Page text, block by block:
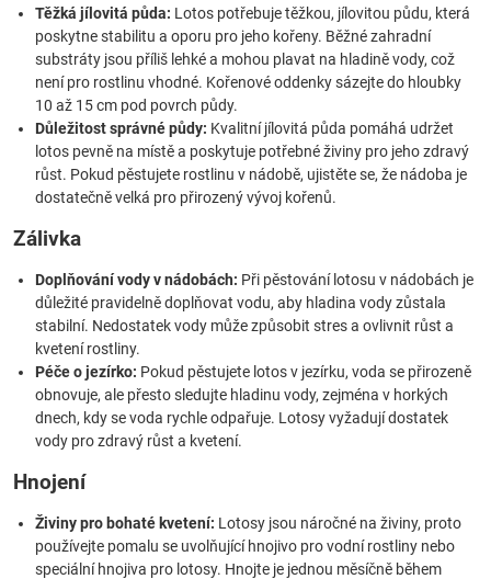
Těžká jílovitá půda: Lotos potřebuje těžkou, jílovitou půdu, která
poskytne stabilitu a oporu pro jeho kořeny. Běžné zahradní
substráty jsou příliš lehké a mohou plavat na hladině vody, což
není pro rostlinu vhodné. Kořenové oddenky sázejte do hloubky
10 až 15 cm pod povrch půdy.
Důležitost správné půdy: Kvalitní jílovitá půda pomáhá udržet
lotos pevně na místě a poskytuje potřebné živiny pro jeho zdravý
růst. Pokud pěstujete rostlinu v nádobě, ujistěte se, že nádoba je
dostatečně velká pro přirozený vývoj kořenů.
Zálivka
Doplňování vody v nádobách: Při pěstování lotosu v nádobách je
důležité pravidelně doplňovat vodu, aby hladina vody zůstala
stabilní. Nedostatek vody může způsobit stres a ovlivnit růst a
kvetení rostliny.
Péče o jezírko: Pokud pěstujete lotos v jezírku, voda se přirozeně
obnovuje, ale přesto sledujte hladinu vody, zejména v horkých
dnech, kdy se voda rychle odpařuje. Lotosy vyžadují dostatek
vody pro zdravý růst a kvetení.
Hnojení
Živiny pro bohaté kvetení: Lotosy jsou náročné na živiny, proto
používejte pomalu se uvolňující hnojivo pro vodní rostliny nebo
speciální hnojiva pro lotosy. Hnojte je jednou měsíčně během